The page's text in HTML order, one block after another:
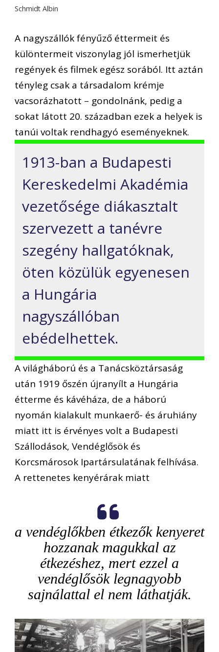
Schmidt Albin
A nagyszállók fényűző éttermeit és
különtermeit viszonylag jól ismerhetjük
regények és filmek egész sorából. Itt aztán
tényleg csak a társadalom krémje
vacsorázhatott – gondolnánk, pedig a
sokat látott 20. században ezek a helyek is
tanúi voltak rendhagyó eseményeknek.
1913-ban a Budapesti
Kereskedelmi Akadémia
vezetősége diákasztalt
szervezett a tanévre
szegény hallgatóknak,
öten közülük egyenesen
a Hungária
nagyszállóban
ebédelhettek.
A világháború és a Tanácsköztársaság
után 1919 őszén újranyílt a Hungária
étterme és kávéháza, de a háború
nyomán kialakult munkaerő- és áruhiány
miatt itt is érvényes volt a Budapesti
Szállodások, Vendéglősök és
Korcsmárosok Ipartársulatának felhívása.
A rettenetes kenyérárak miatt
a vendéglőkben étkezők kenyeret
hozzanak magukkal az
étkezéshez, mert ezzel a
vendéglősök legnagyobb
sajnálattal el nem láthatják.